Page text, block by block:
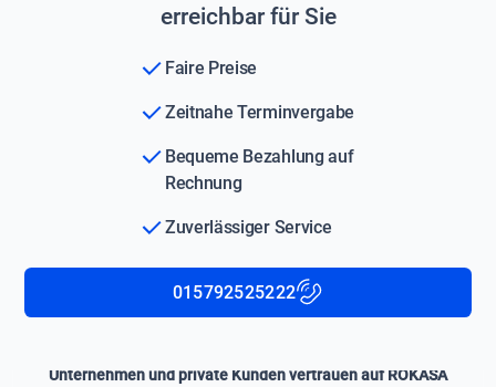
erreichbar für Sie
Faire Preise
Zeitnahe Terminvergabe
Bequeme Bezahlung auf
Rechnung
Zuverlässiger Service
015792525222
Unternehmen und private Kunden vertrauen auf ROKASA